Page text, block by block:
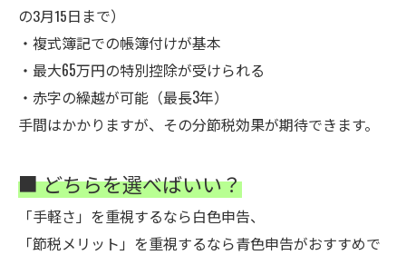
の3月15日まで）
・複式簿記での帳簿付けが基本
・最大65万円の特別控除が受けられる
・赤字の繰越が可能（最長3年）
手間はかかりますが、その分節税効果が期待できます。
■ どちらを選べばいい？
「手軽さ」を重視するなら白色申告、
「節税メリット」を重視するなら青色申告がおすすめで